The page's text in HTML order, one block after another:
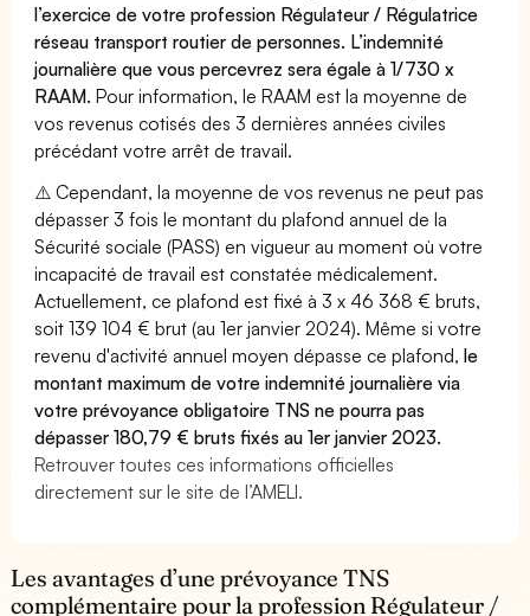
l’exercice de votre profession Régulateur / Régulatrice
réseau transport routier de personnes. L’indemnité
journalière que vous percevrez sera égale à 1/730 x
RAAM. Pour information, le RAAM est la moyenne de
vos revenus cotisés des 3 dernières années civiles
précédant votre arrêt de travail.
⚠️ Cependant, la moyenne de vos revenus ne peut pas
dépasser 3 fois le montant du plafond annuel de la
Sécurité sociale (PASS) en vigueur au moment où votre
incapacité de travail est constatée médicalement.
Actuellement, ce plafond est fixé à 3 x 46 368 € bruts,
soit 139 104 € brut (au 1er janvier 2024). Même si votre
revenu d'activité annuel moyen dépasse ce plafond,le
montant maximum de votre indemnité journalière via
votre prévoyance obligatoire TNS ne pourra pas
dépasser 180,79 € bruts fixés au 1er janvier 2023.
Retrouver toutes ces informations officielles
directement sur le site de l’AMELI.
Les avantages d’une prévoyance TNS
complémentaire pour la profession Régulateur /